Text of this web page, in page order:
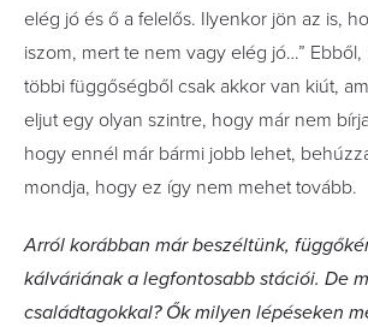
elég jó és ő a felelős. Ilyenkor jön az is,
iszom, mert te nem vagy elég jó…” Ebből,
többi függőségből csak akkor van kiút,
eljut egy olyan szintre, hogy már nem
hogy ennél már bármi jobb lehet,
mondja, hogy ez így nem mehet tovább.
Arról korábban már beszéltünk,
kálváriának a legfontosabb stációi. De
családtagokkal? Ők milyen lépéseken